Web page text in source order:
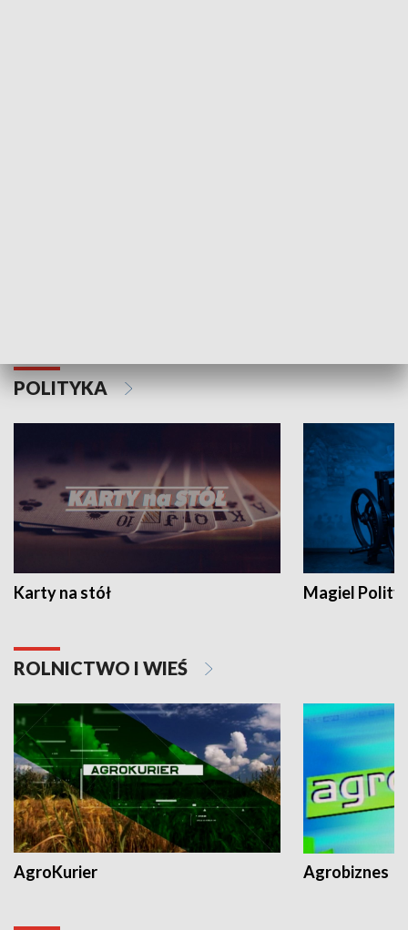
POLITYKA
Karty na stół Magiel
ROLNICTWO I WIEŚ
AgroKurier Agrobiznes